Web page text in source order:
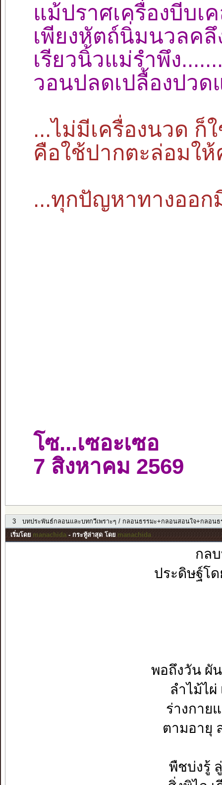
แม้ปราศเครื่องบีบเ
เพียงหัตถ์นิ่มนวลค
เรียวนิ้วแม่รำพึง
วอนปลดเปลื้องปว
...ไม่มีเครื่องนวด ก็
คือใช้ปากตะล่อมใ
...ทุกปัญหาทางออก
โซ...เซอะเซอ
7 สิงหาคม 2569
3 บทประพันธ์กลอนและบทกวีเพราะๆ / กลอนธรรมะ+กลอนสอนใจ+กลอน
เริ่มโดย manachida- กระทู้ล่าสุด โดย manachida
กล
ประดิษฐ์โ
พอถึงวัน ผั
ลำไม้ไ
ร่างกาย
ตามอายุ
พืชบ่งรู้ ลู่